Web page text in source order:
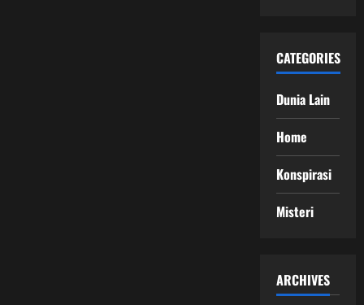
CATEGORIES
Dunia Lain
Home
Konspirasi
Misteri
ARCHIVES